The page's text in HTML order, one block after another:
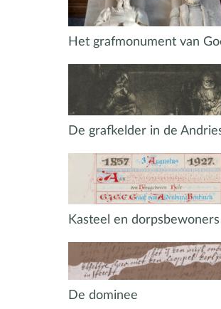
Het grafmonument van
De grafkelder in de
Kasteel en dorpsbewoners
De dominee